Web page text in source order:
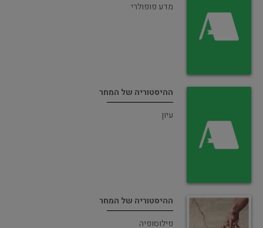
מדע פופולרי
ההיסטוריה של המחר
עיון
ההיסטוריה של המחר
פילוסופיה